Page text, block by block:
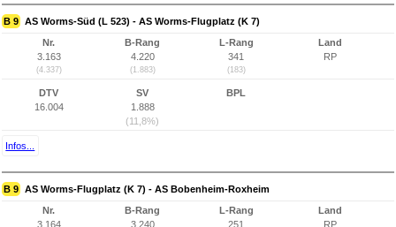
B 9 AS Worms-Süd (L 523) - AS Worms-Flugplatz (K 7)
Nr.
3.163
(4.337)
B-Rang
4.220
(1.883)
L-Rang
341
(183)
Land
RP
DTV
16.004
SV
1.888
(11,8%)
BPL
Infos...
B 9 AS Worms-Flugplatz (K 7) - AS Bobenheim-Roxheim
Nr.
3.164
B-Rang
3.240
L-Rang
251
Land
RP